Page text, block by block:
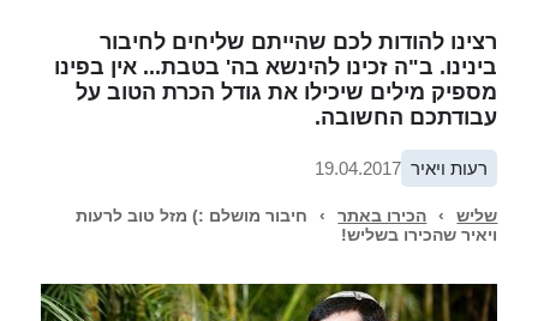
רצינו להודות לכם שהייתם שליחים לחיבור
בינינו. ב"ה זכינו להינשא בה' בטבת... אין בפינו
מספיק מילים שיכילו את גודל הכרת הטוב על
עבודתכם החשובה.
רעות ויאיר 19.04.2017
שליש › הכירו באתר ›
חיבור מושלם :) מזל טוב לרעות
ויאיר שהכירו בשליש!